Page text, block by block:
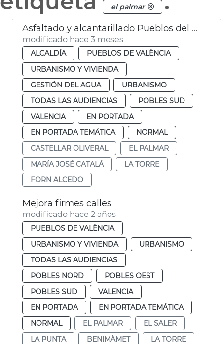
el palmar
Asfaltado y alcantarillado Pueblos del Sur València
modificado hace 3 meses
ALCALDÍA
PUEBLOS DE VALÈNCIA
URBANISMO Y VIVIENDA
GESTIÓN DEL AGUA
URBANISMO
TODAS LAS AUDIENCIAS
POBLES SUD
VALENCIA
EN PORTADA
EN PORTADA TEMÁTICA
NORMAL
CASTELLAR OLIVERAL
EL PALMAR
MARÍA JOSÉ CATALÁ
LA TORRE
FORN ALCEDO
Mejora firmes calles
modificado hace 2 años
PUEBLOS DE VALÈNCIA
URBANISMO Y VIVIENDA
URBANISMO
TODAS LAS AUDIENCIAS
POBLES NORD
POBLES OEST
POBLES SUD
VALENCIA
EN PORTADA
EN PORTADA TEMÁTICA
NORMAL
EL PALMAR
EL SALER
LA PUNTA
BENIMÀMET
LA TORRE